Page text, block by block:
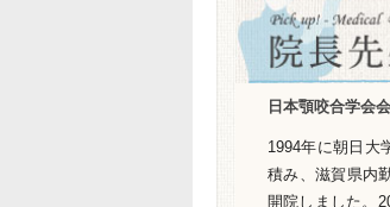
日本顎咬合学会
1994年に朝日大
積み、滋賀県内
開院しました。